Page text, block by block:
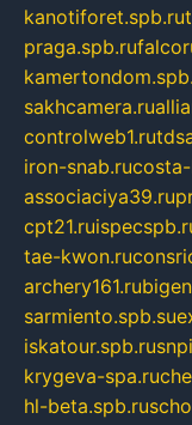
kanotiforet.spb.ru
praga.spb.ru
sakhcamera.ru
controlweb1.ru
iron-snab.ru
associaciya39.ru
cpt21.ru
tae-kwon.ru
archery161.ru
sarmiento.spb.su
iskatour.spb.ru
krygeva-spa.ru
hl-beta.spb.ru